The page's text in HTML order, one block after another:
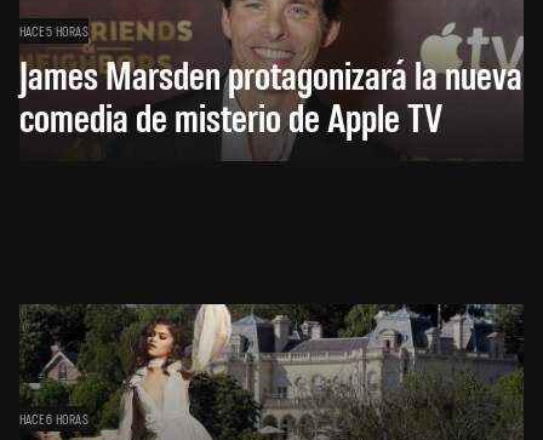
HACE 5 HORAS
James Marsden protagonizará la nueva
comedia de misterio de Apple TV
HACE 6 HORAS